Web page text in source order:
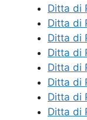
Ditta di
Ditta di
Ditta di
Ditta di
Ditta di
Ditta di
Ditta di
Ditta di